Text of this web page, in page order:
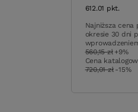
612.01 pkt.
Najniższa
okresie 30 dni
560,15 zł +9%
Cena
720,01 zł -15%